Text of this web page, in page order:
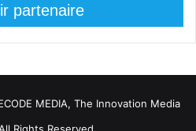
partenaire
MEDIA, The Innovation Media
All Rights Reserved